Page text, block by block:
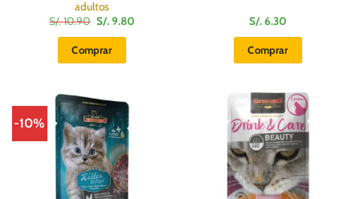
adultos
S/.10.90 El
precio
original
era:
S/.
S/.9.80El
Comprar
S/.6.30
Comprar
-10%